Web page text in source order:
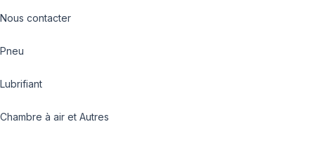
Nous contacter
Pneu
Lubrifiant
Chambre à air et Autres